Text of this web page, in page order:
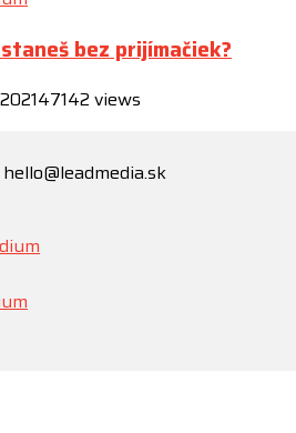
bez prijímačiek?
47142 views